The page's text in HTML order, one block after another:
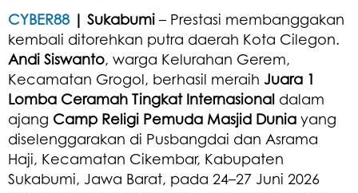
CYBER88 | Sukabumi– Prestasi membanggakan
kembali ditorehkan putra daerah Kota Cilegon.
Andi Siswanto, warga Kelurahan Gerem,
Kecamatan Grogol, berhasil meraih Juara 1
Lomba Ceramah Tingkat Internasional dalam
ajang Camp Religi Pemuda Masjid Dunia yang
diselenggarakan di Pusbangdai dan Asrama
Haji, Kecamatan Cikembar, Kabupaten
Sukabumi, Jawa Barat, pada 24–27 Juni 2026